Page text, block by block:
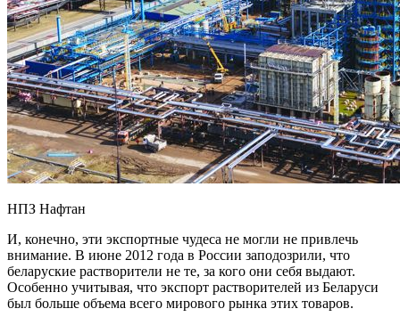
НПЗ Нафтан
И, конечно, эти экспортные чудеса не могли не привлечь
внимание. В июне 2012 года в России заподозрили, что
беларуские растворители не те, за кого они себя выдают.
Особенно учитывая, что экспорт растворителей из Беларуси
был больше объема всего мирового рынка этих товаров.